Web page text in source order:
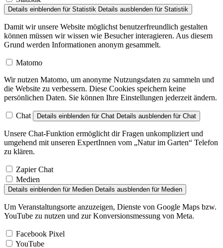
Details einblenden für Statistik Details ausblenden für Statistik
Damit wir unsere Website möglichst benutzerfreundlich gestalten
können müssen wir wissen wie Besucher interagieren. Aus diesem
Grund werden Informationen anonym gesammelt.
Matomo
Wir nutzen Matomo, um anonyme Nutzungsdaten zu sammeln und
die Website zu verbessern. Diese Cookies speichern keine
persönlichen Daten. Sie können Ihre Einstellungen jederzeit ändern.
Chat Details einblenden für Chat Details ausblenden für Chat
Unsere Chat-Funktion ermöglicht dir Fragen unkompliziert und
umgehend mit unseren ExpertInnen vom „Natur im Garten“ Telefon
zu klären.
Zapier Chat
Medien
Details einblenden für Medien Details ausblenden für Medien
Um Veranstaltungsorte anzuzeigen, Dienste von Google Maps bzw.
YouTube zu nutzen und zur Konversionsmessung von Meta.
Facebook Pixel
YouTube